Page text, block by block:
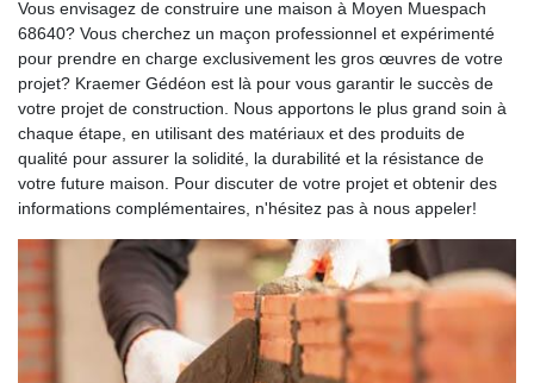
Vous envisagez de construire une maison à Moyen Muespach
68640? Vous cherchez un maçon professionnel et expérimenté
pour prendre en charge exclusivement les gros œuvres de votre
projet? Kraemer Gédéon est là pour vous garantir le succès de
votre projet de construction. Nous apportons le plus grand soin à
chaque étape, en utilisant des matériaux et des produits de
qualité pour assurer la solidité, la durabilité et la résistance de
votre future maison. Pour discuter de votre projet et obtenir des
informations complémentaires, n'hésitez pas à nous appeler!